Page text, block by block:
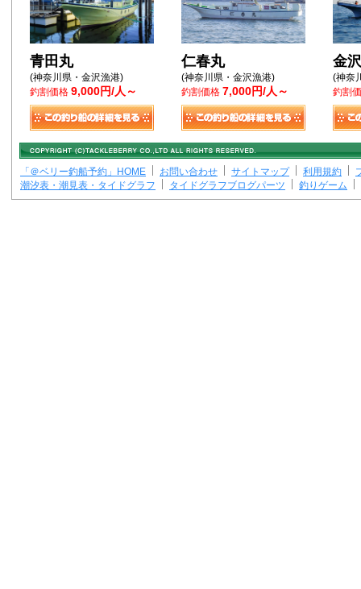
青田丸
(神奈川県・金沢漁港)
釣割価格 9,000円/人～
仁春丸
(神奈川県・金沢漁港)
釣割価格 7,000円/人～
金
(神奈
釣割
「＠ベリー釣船予約」HOME お問い合わせ サイトマップ 利用規約
潮汐表・潮見表・タイドグラフ
タイドグラフブログパーツ 釣りゲーム